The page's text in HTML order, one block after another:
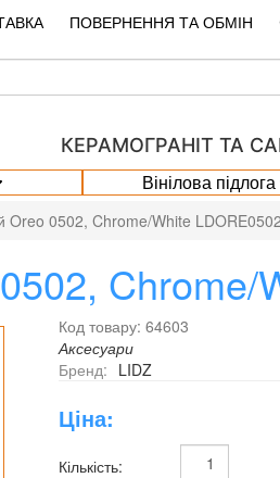
ПОВЕРНЕННЯ ТА ОБМІН
КЕРАМОГРАНІТ ТА
Вінілова підлога
Oreo 0502, Chrome/White
Код товару: 64603
Аксесуари
Бренд: LIDZ
Ціна:
Кількість: